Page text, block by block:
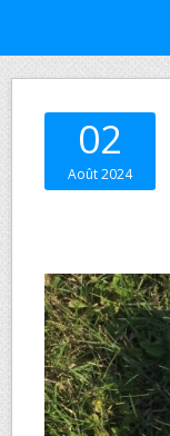
02
Août 2024